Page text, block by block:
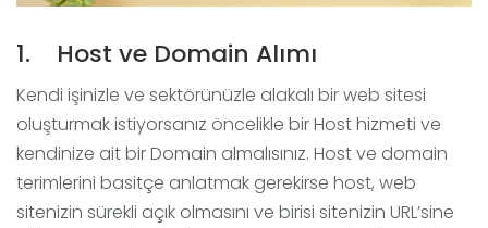
1. Host ve Domain Alımı
Kendi işinizle ve sektörünüzle alakalı bir web sitesi
oluşturmak istiyorsanız öncelikle bir Host hizmeti ve
kendinize ait bir Domain almalısınız. Host ve domain
terimlerini basitçe anlatmak gerekirse host, web
sitenizin sürekli açık olmasını ve birisi sitenizin URL’sine